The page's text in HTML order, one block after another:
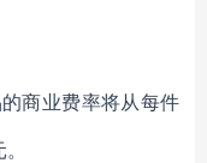
商业费率将从每件